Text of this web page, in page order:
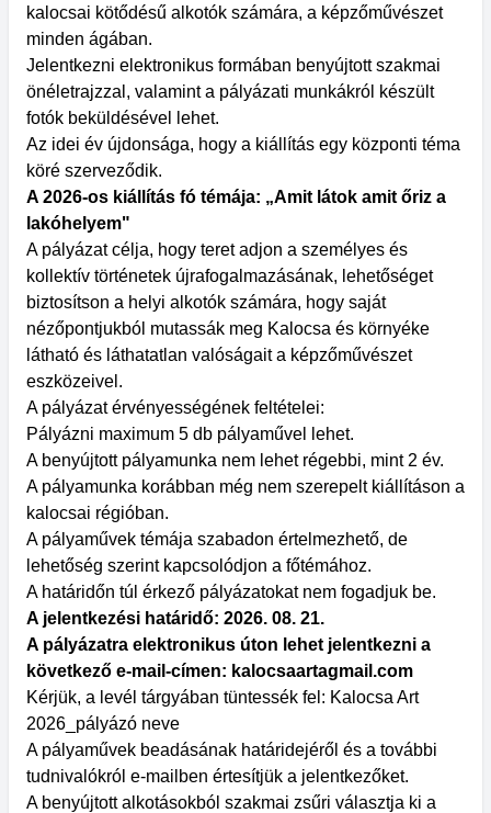
kalocsai kötődésű alkotók számára, a képzőművészet
minden ágában.
Jelentkezni elektronikus formában benyújtott szakmai
önéletrajzzal, valamint a pályázati munkákról készült
fotók beküldésével lehet.
Az idei év újdonsága, hogy a kiállítás egy központi téma
köré szerveződik.
A 2026-os kiállítás fó témája: „Amit látok amit őriz a
lakóhelyem"
A pályázat célja, hogy teret adjon a személyes és
kollektív történetek újrafogalmazásának, lehetőséget
biztosítson a helyi alkotók számára, hogy saját
nézőpontjukból mutassák meg Kalocsa és környéke
látható és láthatatlan valóságait a képzőművészet
eszközeivel.
A pályázat érvényességének feltételei:
Pályázni maximum 5 db pályaművel lehet.
A benyújtott pályamunka nem lehet régebbi, mint 2 év.
A pályamunka korábban még nem szerepelt kiállításon a
kalocsai régióban.
A pályaművek témája szabadon értelmezhető, de
lehetőség szerint kapcsolódjon a főtémához.
A határidőn túl érkező pályázatokat nem fogadjuk be.
A jelentkezési határidő: 2026. 08. 21.
A pályázatra elektronikus úton lehet jelentkezni a
következő e-mail-címen: kalocsaartagmail.com
Kérjük, a levél tárgyában tüntessék fel: Kalocsa Art
2026_pályázó neve
A pályaművek beadásának határidejéről és a további
tudnivalókról e-mailben értesítjük a jelentkezőket.
A benyújtott alkotásokból szakmai zsűri választja ki a